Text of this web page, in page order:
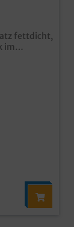
fettdicht,
im
und